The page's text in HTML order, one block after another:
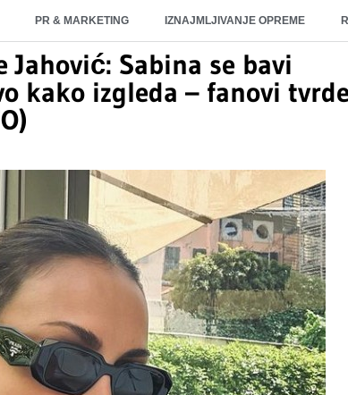
PR & MARKETING IZNAJMLJIVANJE OPREME
Sabina se bavi
kako izgleda – fanovi